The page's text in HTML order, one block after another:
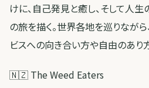
けに、自己発見と癒し、そして人
の旅を描く。世界各地を巡りなが
ビスへの向き合い方や自由のあり
🇳🇿 The Weed Eaters